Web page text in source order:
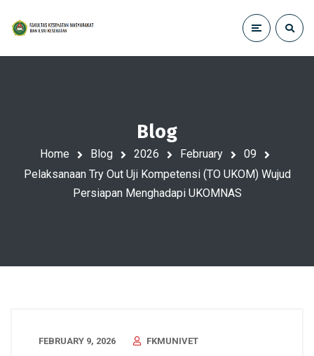
Blog
Home Blog 2026 February
09
Pelaksanaan Try Out Uji Kompetensi (TO UKOM) Wujud
Persiapan Menghadapi UKOMNAS
FEBRUARY 9, 2026
FKMUNIVET